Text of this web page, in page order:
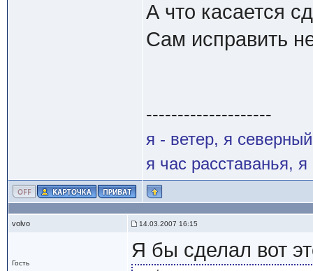
А что касается
Сам исправить
--------------------
я - ветер, я
я час расставанья,
volvo 14.03.2007 16:15
Гость
Я бы сделал вот